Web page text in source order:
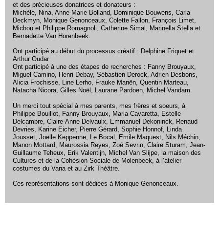
et des précieuses donatrices et donateurs :
Michèle, Nina, Anne-Marie Bolland, Dominique Bouwens, Carla
Deckmyn, Monique Genonceaux, Colette Fallon, François Limet,
Michou et Philippe Romagnoli, Catherine Simal, Marinella Stella et
Bernadette Van Horenbeek.
Ont participé au début du processus créatif : Delphine Friquet et
Arthur Oudar
Ont participé à une des étapes de recherches : Fanny Brouyaux,
Miguel Camino, Henri Debay, Sébastien Derock, Adrien Desbons,
Alicia Frochisse, Line Lerho, Frauke Mariën, Quentin Marteau,
Natacha Nicora, Gilles Noël, Laurane Pardoen, Michel Vandam.
Un merci tout spécial à mes parents, mes frères et soeurs, à
Philippe Bouillot, Fanny Brouyaux, Maria Cavaretta, Estelle
Delcambre, Claire-Anne Delvaulx, Emmanuel Dekoninck, Renaud
Devries, Karine Eicher, Pierre Gérard, Sophie Honnof, Linda
Jousset, Joëlle Keppenne, Le Bocal, Emile Maquest, Nils Méchin,
Manon Mottard, Maurossia Reyes, Zoé Sevrin, Claire Sturam, Jean-
Guillaume Teheux, Erik Valentijn, Michel Van Slijpe, la maison des
Cultures et de la Cohésion Sociale de Molenbeek, à l’atelier
costumes du Varia et au Zirk Théâtre.
Ces représentations sont dédiées à Monique Genonceaux.